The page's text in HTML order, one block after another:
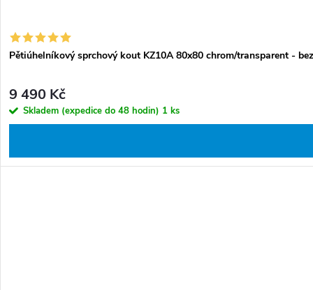
Pětiúhelníkový sprchový kout KZ10A 80x80 chrom/transparent -
9 490 Kč
Skladem (expedice do 48 hodin) 1 ks